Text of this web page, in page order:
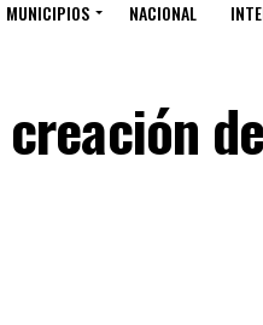
MUNICIPIOS NACIONAL
creación